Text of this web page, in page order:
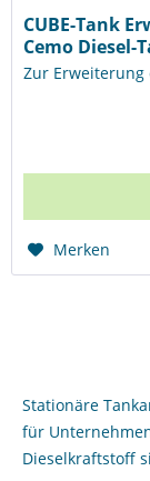
CUBE-Tank
Cemo Diesel-
Zur Erweiterung
Merken
Stationäre
für
Dieselkraftstoff